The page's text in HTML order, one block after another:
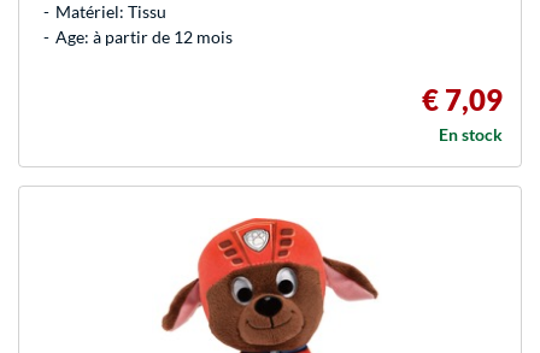
Matériel: Tissu
Age: à partir de 12 mois
€ 7,09
En stock